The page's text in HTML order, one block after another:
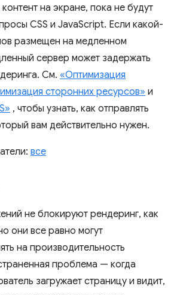
на экране, пока не будут
CSS и JavaScript. Если какой-
размещен на медленном
сервер может задержать
См. «Оптимизация
сторонних ресурсов» и
, чтобы узнать, как отправлять
вам действительно нужен.
все
не блокируют рендеринг, как
они все равно могут
на производительность
проблема — когда
загружает страницу и видит,